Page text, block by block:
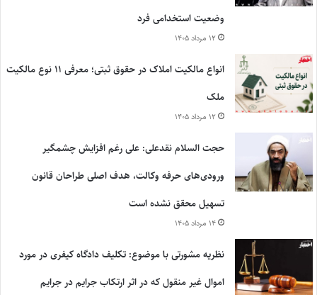
وضعیت استخدامی فرد
۱۲ مرداد ۱۴۰۵
انواع مالکیت املاک در حقوق ثبتی؛ معرفی ۱۱ نوع مالکیت
ملک
۱۲ مرداد ۱۴۰۵
حجت السلام نقدعلی: علی رغم افزایش چشمگیر
ورودی‌های حرفه وکالت، هدف اصلی طراحان قانون
تسهیل محقق نشده است
۱۴ مرداد ۱۴۰۵
نظریه مشورتی با موضوع: تکلیف دادگاه کیفری در مورد
اموال غیر منقول که در اثر ارتکاب جرایم در جرایم